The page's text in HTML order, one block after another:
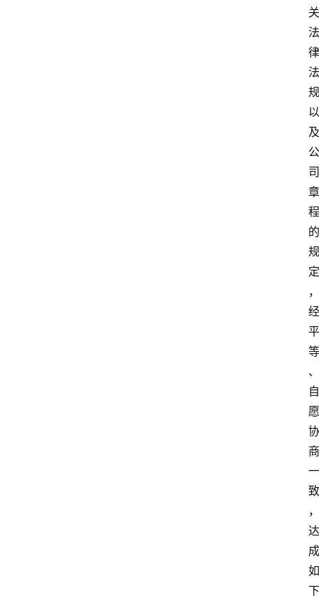
关
法
律
法
规
以
及
公
司
章
程
的
规
定
，
经
平
等
、
自
愿
协
商
一
致
，
达
成
如
下